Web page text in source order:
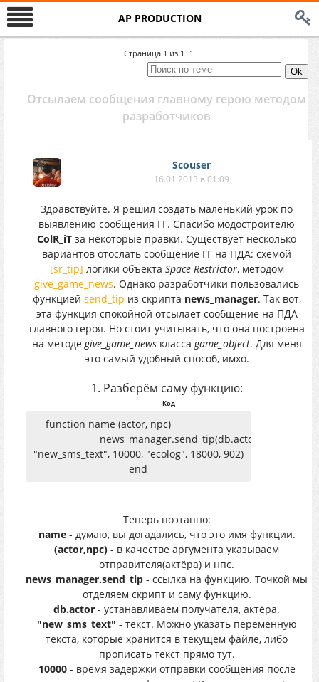
AP PRODUCTION
Страница 1 из 1 1
Отсылаем сообщения главному герою методом
разработчиков
Scouser
16.01.2013 в 01:09
Здравствуйте. Я решил создать маленький урок по
выявлению сообщения ГГ. Спасибо модостроителю
ColR_iT за некоторые правки. Существует несколько
вариантов отослать сообщение ГГ на ПДА: схемой
[sr_tip] логики объекта Space Restrictor, методом
give_game_news. Однако разработчики пользовались
функцией send_tip из скрипта news_manager. Так вот,
эта функция спокойной отсылает сообщение на ПДА
главного героя. Но стоит учитывать, что она построена
на методеgive_game_newsклассаgame_object. Для меня
это самый удобный способ, имхо.
1. Разберём саму функцию:
Код
function name (actor, npc)
news_manager.send_tip(db.actor,
"new_sms_text", 10000, "ecolog", 18000, 902)
end
Теперь поэтапно:
name- думаю, вы догадались, что это имя функции.
(actor,npc) - в качестве аргумента указываем
отправителя(актёра) и нпс.
news_manager.send_tip - ссылка на функцию. Точкой мы
отделяем скрипт и саму функцию.
db.actor - устанавливаем получателя, актёра.
"new_sms_text" - текст. Можно указать переменную
текста, которые хранится в текущем файле, либо
прописать текст прямо тут.
10000- время задержки отправки сообщения после